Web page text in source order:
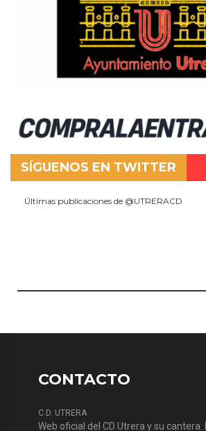
SÍGUENOS EN TWITTER
Últimas publicaciones de @UTRERACD
CONTACTO
C.D. UTRERA
Web oficial del CD Utrera y su cantera.